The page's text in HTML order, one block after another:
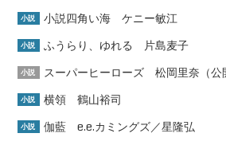
小説 小説四角い海 ケニー敏江
小説 ふうらり、ゆれる 片島麦子
小説 スーパーヒーローズ 松岡里奈（公
小説 横領 鶴山裕司
小説 伽藍 e.e.カミングズ／星隆弘